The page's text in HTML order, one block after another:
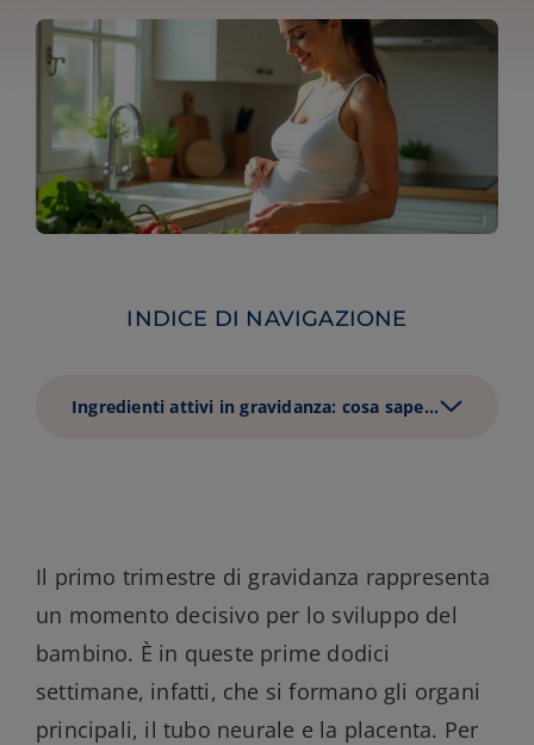
INDICE DI NAVIGAZIONE
Ingredienti attivi in gravidanza: cosa sapere
Il primo trimestre di gravidanza rappresenta
un momento decisivo per lo sviluppo del
bambino. È in queste prime dodici
settimane, infatti, che si formano gli organi
principali, il tubo neurale e la placenta. Per